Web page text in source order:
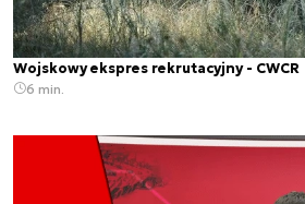
Wojskowy ekspres rekrutacyjny - CWCR
6 min.